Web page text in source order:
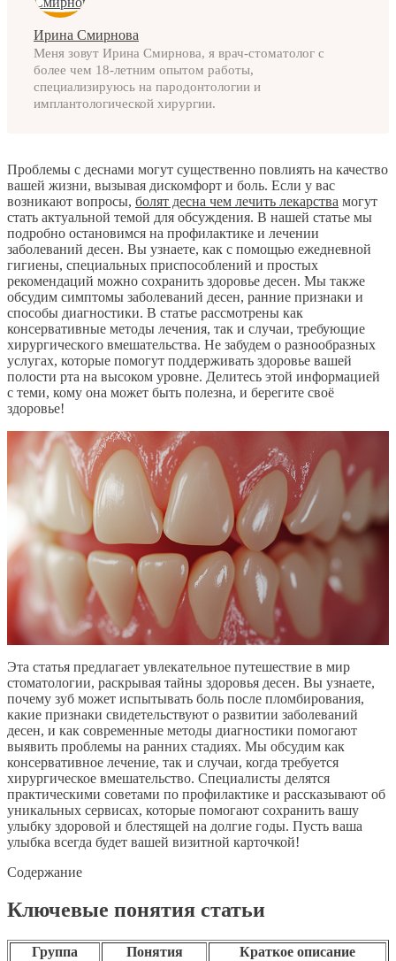
Ирина Смирнова
Меня зовут Ирина Смирнова, я врач-стоматолог с
более чем 18-летним опытом работы,
специализируюсь на пародонтологии и
имплантологической хирургии.
Проблемы с деснами могут существенно повлиять на качество
вашей жизни, вызывая дискомфорт и боль. Если у вас
возникают вопросы, болят десна чем лечить лекарства могут
стать актуальной темой для обсуждения. В нашей статье мы
подробно остановимся на профилактике и лечении
заболеваний десен. Вы узнаете, как с помощью ежедневной
гигиены, специальных приспособлений и простых
рекомендаций можно сохранить здоровье десен. Мы также
обсудим симптомы заболеваний десен, ранние признаки и
способы диагностики. В статье рассмотрены как
консервативные методы лечения, так и случаи, требующие
хирургического вмешательства. Не забудем о разнообразных
услугах, которые помогут поддерживать здоровье вашей
полости рта на высоком уровне. Делитесь этой информацией
с теми, кому она может быть полезна, и берегите своё
здоровье!
Эта статья предлагает увлекательное путешествие в мир
стоматологии, раскрывая тайны здоровья десен. Вы узнаете,
почему зуб может испытывать боль после пломбирования,
какие признаки свидетельствуют о развитии заболеваний
десен, и как современные методы диагностики помогают
выявить проблемы на ранних стадиях. Мы обсудим как
консервативное лечение, так и случаи, когда требуется
хирургическое вмешательство. Специалисты делятся
практическими советами по профилактике и рассказывают об
уникальных сервисах, которые помогают сохранить вашу
улыбку здоровой и блестящей на долгие годы. Пусть ваша
улыбка всегда будет вашей визитной карточкой!
Содержание
Ключевые понятия статьи
Группа Понятия Краткое описание